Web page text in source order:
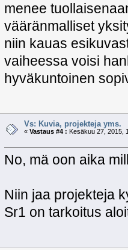
menee
vääränmalliset
niin kauas
vaiheessa voisi
hyväkuntoinen
Vs: Kuvia, projekteja yms.
« Vastaus #4 : Kesäkuu 27, 2015,
No, mä oon aika
Niin jaa projekteja
Sr1 on tarkoitus